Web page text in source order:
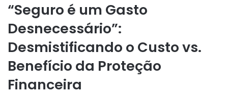
“Seguro é um Gasto
Desnecessário”:
Desmistificando o Custo vs.
Benefício da Proteção
Financeira